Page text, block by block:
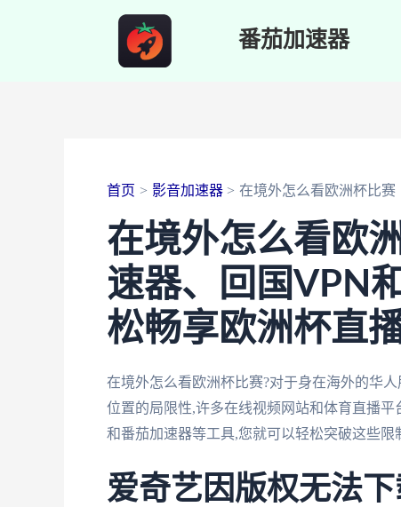
番茄加速器
首页 影音加速器 在境外怎么看欧洲杯比赛
在境外怎么看欧
速器、回国VPN
松畅享欧洲杯直
在境外怎么看欧洲杯比赛?对于身在海外的华
位置的局限性,许多在线视频网站和体育直播
和番茄加速器等工具,您就可以轻松突破这些限
爱奇艺因版权无法